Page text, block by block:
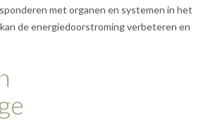
met organen en systemen in het
de energiedoorstroming verbeteren en